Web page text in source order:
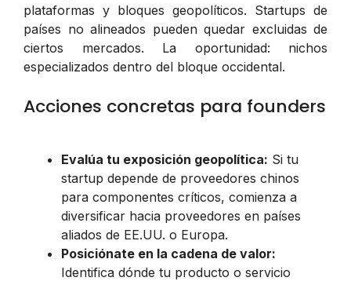
plataformas y bloques geopolíticos. Startups de
países no alineados pueden quedar excluidas de
ciertos mercados. La oportunidad: nichos
especializados dentro del bloque occidental.
Acciones concretas para founders
Evalúa tu exposición geopolítica: Si tu
startup depende de proveedores chinos
para componentes críticos, comienza a
diversificar hacia proveedores en países
aliados de EE.UU. o Europa.
Posiciónate en la cadena de valor:
Identifica dónde tu producto o servicio